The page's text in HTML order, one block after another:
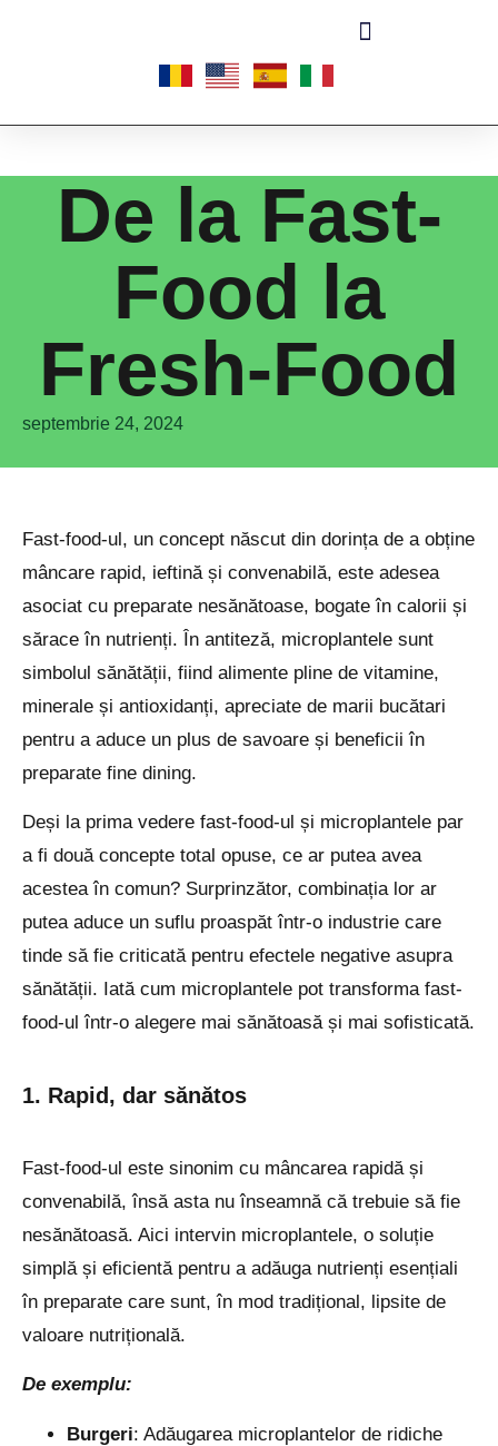
De la Fast-
Food la
Fresh-Food
septembrie 24, 2024
Fast-food-ul, un concept născut din dorința de a obține
mâncare rapid, ieftină și convenabilă, este adesea
asociat cu preparate nesănătoase, bogate în calorii și
sărace în nutrienți. În antiteză, microplantele sunt
simbolul sănătății, fiind alimente pline de vitamine,
minerale și antioxidanți, apreciate de marii bucătari
pentru a aduce un plus de savoare și beneficii în
preparate fine dining.
Deși la prima vedere fast-food-ul și microplantele par
a fi două concepte total opuse, ce ar putea avea
acestea în comun? Surprinzător, combinația lor ar
putea aduce un suflu proaspăt într-o industrie care
tinde să fie criticată pentru efectele negative asupra
sănătății. Iată cum microplantele pot transforma fast-
food-ul într-o alegere mai sănătoasă și mai sofisticată.
1. Rapid, dar sănătos
Fast-food-ul este sinonim cu mâncarea rapidă și
convenabilă, însă asta nu înseamnă că trebuie să fie
nesănătoasă. Aici intervin microplantele, o soluție
simplă și eficientă pentru a adăuga nutrienți esențiali
în preparate care sunt, în mod tradițional, lipsite de
valoare nutrițională.
De exemplu:
Burgeri: Adăugarea microplantelor de ridiche